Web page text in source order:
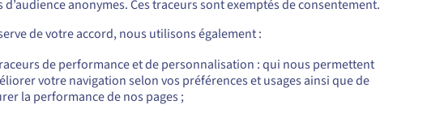
plus rapidement qu’avec le
fichiers est optimisé pour
vous n’ayez besoin des
fournies par le stockage par
de stockage continuent à
peut sembler excessif.
us.ovhcloud.com/learn Anglais USD - $
ou
d’audience anonymes. Ces traceurs sont exemptés de consentement.
de votre accord, nous utilisons également :
de performance et de personnalisation : qui nous permettent
votre navigation selon vos préférences et usages ainsi que de
la performance de nos pages ;